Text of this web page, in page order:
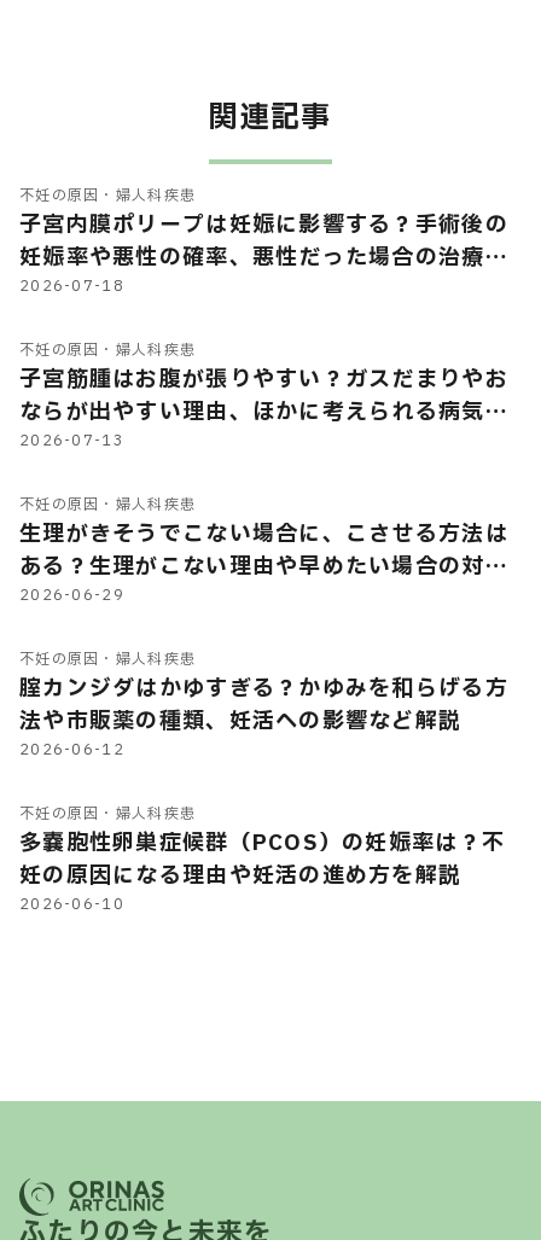
関連記事
不妊の原因・婦人科疾患
子宮内膜ポリープは妊娠に影響する？手術後の
妊娠率や悪性の確率、悪性だった場合の治療に
ついて
2026-07-18
不妊の原因・婦人科疾患
子宮筋腫はお腹が張りやすい？ガスだまりやお
ならが出やすい理由、ほかに考えられる病気を
解説
2026-07-13
不妊の原因・婦人科疾患
生理がきそうでこない場合に、こさせる方法は
ある？生理がこない理由や早めたい場合の対処
法など解説
2026-06-29
不妊の原因・婦人科疾患
腟カンジダはかゆすぎる？かゆみを和らげる方
法や市販薬の種類、妊活への影響など解説
2026-06-12
不妊の原因・婦人科疾患
多嚢胞性卵巣症候群（PCOS）の妊娠率は？不
妊の原因になる理由や妊活の進め方を解説
2026-06-10